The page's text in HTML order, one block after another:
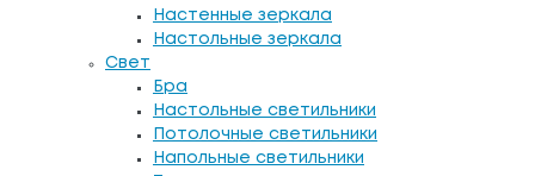
Настенные зеркала
Настольные зеркала
Свет
Бра
Настольные светильники
Потолочные светильники
Напольные светильники